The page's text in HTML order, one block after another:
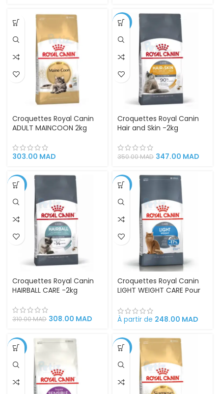
Croquettes Royal Canin
ADULT MAINCOON 2kg
303.00 MAD
-1%
Croquettes Royal Canin
Hair and Skin -2kg
350.00MAD 347.00 MAD
-1%
Croquettes Royal Canin
HAIRBALL CARE -2kg
310.00MAD 308.00 MAD
-6%
Croquettes Royal Canin
LIGHT WEIGHT CARE Pour
santé optimale
À partir de 248.00 MAD
-2% -2%